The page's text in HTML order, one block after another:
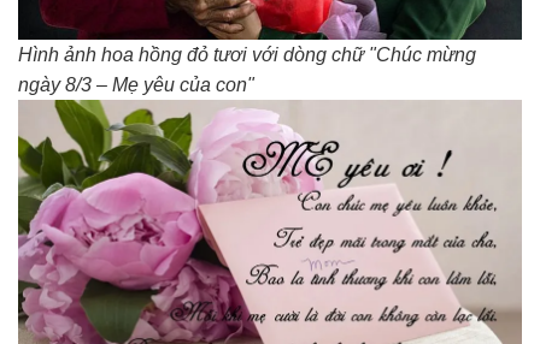
Hình ảnh hoa hồng đỏ tươi với dòng chữ "Chúc mừng
ngày 8/3 – Mẹ yêu của con"